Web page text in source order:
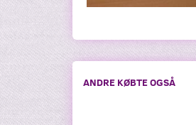
ANDRE KØBTE OGSÅ